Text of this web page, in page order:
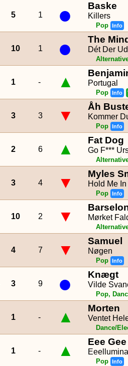
5 1 ● Baske
Killers
Pop Info
10 1 ● The
Dét Der
1 - ▲ Portugal
Pop Info
3 3 ▼ Åh
Kommer
Pop Info
2 6 ▲ Fat Dog
Go F***
3 4 ▼ Myles
Hold Me
Pop Info
10 2 ▼ Mørket
4 7 ▼ Samuel
Nøgen
Pop Info
3 9 ● Knægt
Vilde
Pop,
1 - ▲ Morten
Ventet
Dance/
1 - ▲ Eee Gee
Pop Info